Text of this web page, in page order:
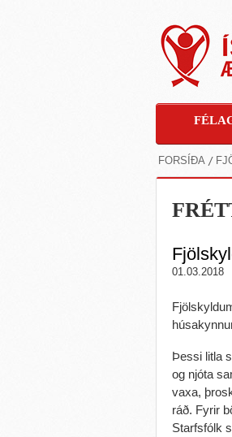
FORSÍÐA
01.03.2018
Þessi litla
og njóta
vaxa,
ráð. Fyrir
Starfsfólk